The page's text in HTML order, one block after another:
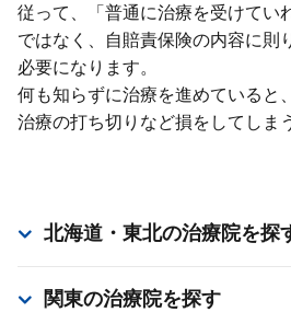
従って、「普通に治療を受けてい
ではなく、⾃賠責保険の内容に則
必要になります。
何も知らずに治療を進めていると
治療の打ち切りなど損をしてしま
北海道・東北の治療院を探
関東の治療院を探す